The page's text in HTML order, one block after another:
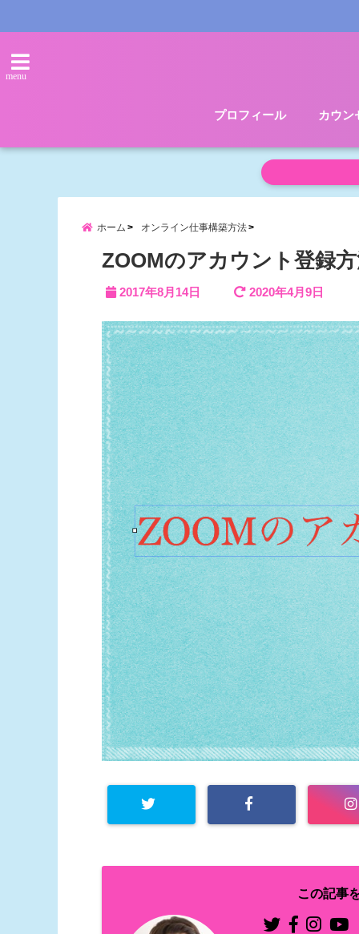
menu
プロフィール カウン
ホーム オンライン仕事構築方法
ZOOMのアカウント登録
2017年8月14日 2020年4月9日
この記事